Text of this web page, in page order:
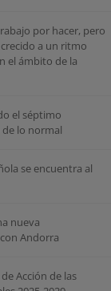
por hacer, pero
a un ritmo
el ámbito de la
el séptimo
lo normal
se encuentra al
nueva
Andorra
Acción de las